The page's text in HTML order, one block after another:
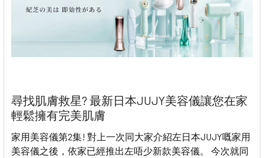
尋找肌膚救星? 最新日本JUJY美容儀讓您在家
輕鬆擁有完美肌膚
家用美容儀第2集! 對上一次同大家介紹左日本JUJY嘅家用
美容儀之後，依家已經推出左唔少新款美容儀。 今次就同